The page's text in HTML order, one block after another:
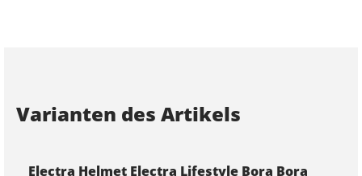
Varianten des Artikels
Electra Helmet Electra Lifestyle Bora Bora